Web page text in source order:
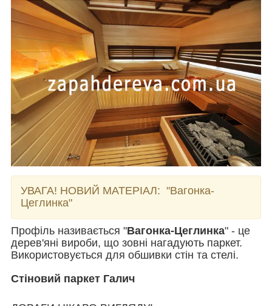
УВАГА! НОВИЙ МАТЕРІАЛ: "Вагонка-
Цеглинка"
Профіль називається "Вагонка-Цеглинка" - це
дерев'яні вироби, що зовні нагадують паркет.
Використовується для обшивки стін та стелі.
Стіновий паркет Галич